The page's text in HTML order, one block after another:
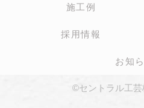
施工例
採用情報
お知
©セントラル工芸